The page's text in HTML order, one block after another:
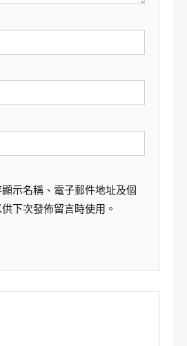
示名稱、電子郵件地址及個
下次發佈留言時使用。